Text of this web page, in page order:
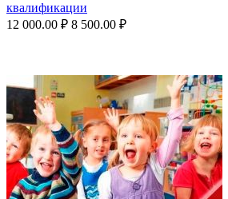
квалификации
12 000.00 ₽ 8 500.00 ₽